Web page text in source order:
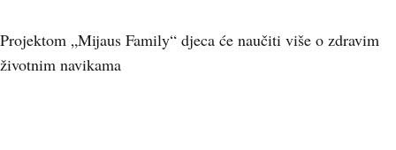
Projektom „Mijaus Family“ djeca će naučiti više o zdravim
životnim navikama